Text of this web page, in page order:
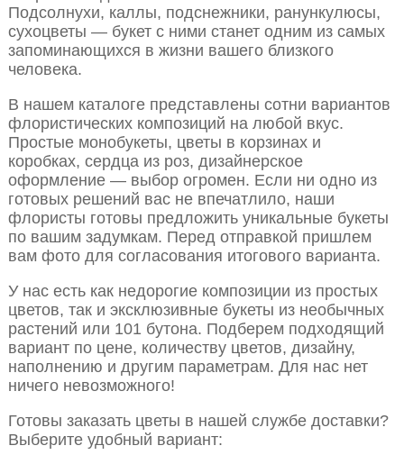
Подсолнухи, каллы, подснежники, ранункулюсы,
сухоцветы — букет с ними станет одним из самых
запоминающихся в жизни вашего близкого
человека.
В нашем каталоге представлены сотни вариантов
флористических композиций на любой вкус.
Простые монобукеты, цветы в корзинах и
коробках, сердца из роз, дизайнерское
оформление — выбор огромен. Если ни одно из
готовых решений вас не впечатлило, наши
флористы готовы предложить уникальные букеты
по вашим задумкам. Перед отправкой пришлем
вам фото для согласования итогового варианта.
У нас есть как недорогие композиции из простых
цветов, так и эксклюзивные букеты из необычных
растений или 101 бутона. Подберем подходящий
вариант по цене, количеству цветов, дизайну,
наполнению и другим параметрам. Для нас нет
ничего невозможного!
Готовы заказать цветы в нашей службе доставки?
Выберите удобный вариант: